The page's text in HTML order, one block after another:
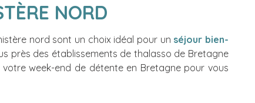
NORD
nord sont un choix idéal pour un séjour bien-
près des établissements de thalasso de Bretagne
week-end de détente en Bretagne pour vous